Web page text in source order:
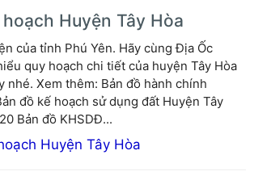
Huyện Tây Hòa
của tỉnh Phú Yên. Hãy cùng Địa Ốc
quy hoạch chi tiết của huyện Tây Hòa
nhé. Xem thêm: Bản đồ hành chính
đồ kế hoạch sử dụng đất Huyện Tây
Bản đồ KHSDĐ...